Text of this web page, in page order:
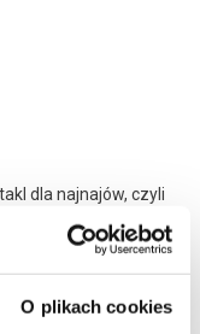
O plikach cookies
dla najnajów, czyli
koła, a drugi w
stopniowo
tworzyć nowy
kolorów,
- mając na
są do absolutnego